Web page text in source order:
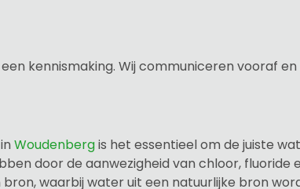
kennismaking. Wij communiceren vooraf
Woudenbergis het essentieel om de juiste
door de aanwezigheid van chloor, fluoride
waarbij water uit een natuurlijke bron